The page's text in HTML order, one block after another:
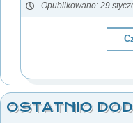
Opublikowano: 29
OSTATNIO